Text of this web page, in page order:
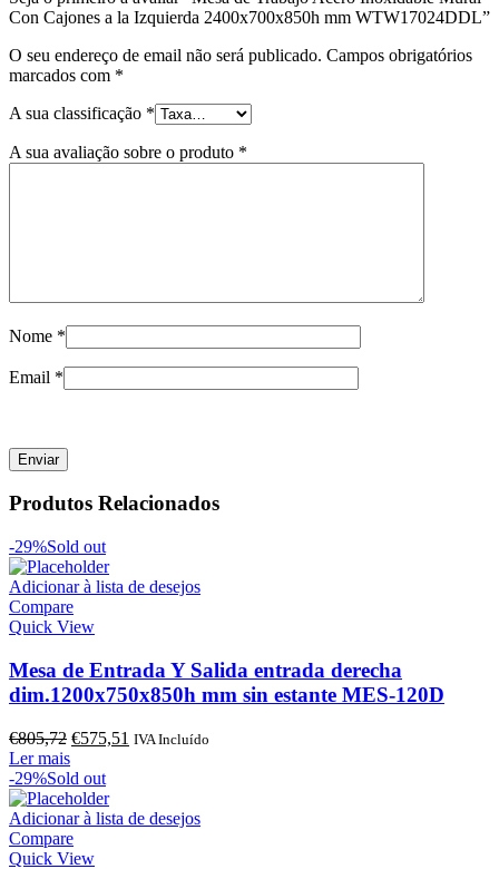
Con Cajones a la Izquierda 2400x700x850h mm WTW17024DDL”
O seu endereço de email não será publicado. Campos obrigatórios
marcados com *
A sua classificação *
A sua avaliação sobre o produto *
Nome *
Email *
Produtos Relacionados
-29%Sold out
Adicionar à lista de desejos
Compare
Quick View
Mesa de Entrada Y Salida entrada derecha
dim.1200x750x850h mm sin estante MES-120D
€805,72 O
original
era:
€805,72.
€575,51 O
€575,51.
IVA Incluído
Ler mais
-29%Sold out
Adicionar à lista de desejos
Compare
Quick View